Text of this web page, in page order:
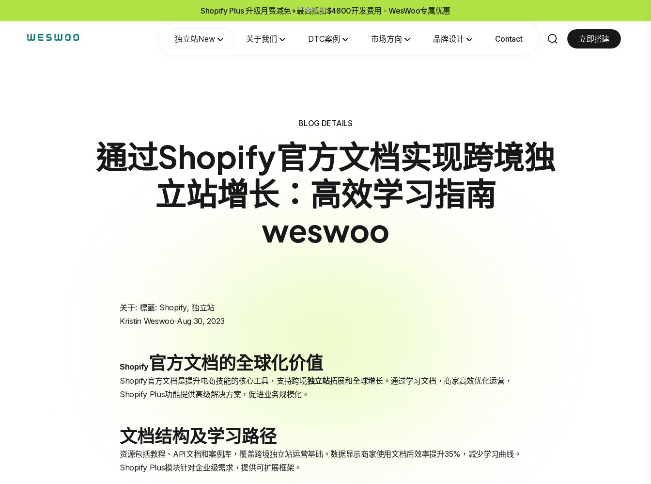
Shopify Plus 升级月费减免+最高抵扣$4800开发费用 - WesWoo专属优惠
独立站New 关于我们 DTC案例 市场方向 品牌设计 Contact 立即搭建
BLOG DETAILS
通过Shopify官方文档实现跨境独
立站增长：高效学习指南
weswoo
关于: 標籤: Shopify, 独立站
Kristin Weswoo Aug 30, 2023
Shopify官方文档的全球化价值
Shopify官方文档是提升电商技能的核心工具，支持跨境独立站拓展和全球增长。通过学习文档，商家高效优化运营，
Shopify Plus功能提供高级解决方案，促进业务规模化。
文档结构及学习路径
资源包括教程、API文档和案例库，覆盖跨境独立站运营基础。数据显示商家使用文档后效率提升35%，减少学习曲线。
Shopify Plus模块针对企业级需求，提供可扩展框架。